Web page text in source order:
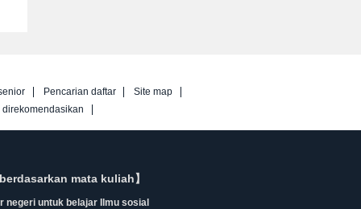
Pencarian daftar
Site map
mata kuliah】
negeri untuk belajar Ilmu sosial